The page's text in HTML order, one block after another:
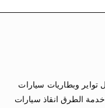
خدمة المساعدة على الطريق 50805535 خدمة الطرق انقاذ سيارات